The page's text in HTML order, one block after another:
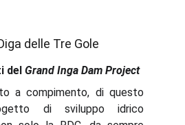
delle Tre Gole
del Grand Inga Dam Project
a compimento, di questo
di sviluppo idrico